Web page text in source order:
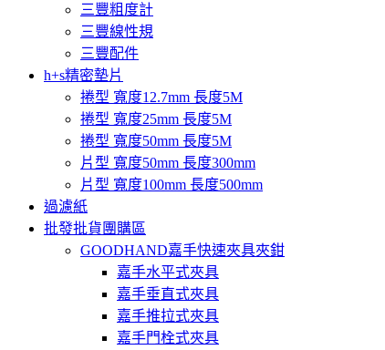
三豐粗度計
三豐線性規
三豐配件
h+s精密墊片
捲型 寬度12.7mm 長度5M
捲型 寬度25mm 長度5M
捲型 寬度50mm 長度5M
片型 寬度50mm 長度300mm
片型 寬度100mm 長度500mm
過濾紙
批發批貨團購區
GOODHAND嘉手快速夾具夾鉗
嘉手水平式夾具
嘉手垂直式夾具
嘉手推拉式夾具
嘉手門栓式夾具